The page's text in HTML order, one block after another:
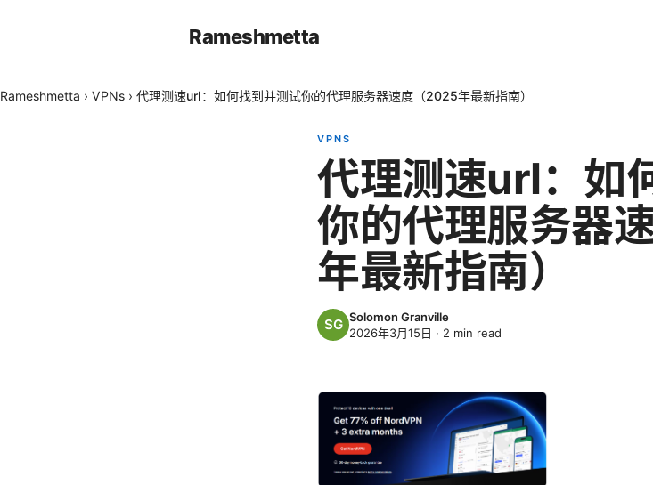
Rameshmetta
Rameshmetta › VPNs › 代理测速url：如何找到并测试你的代理服务器速度（2025年最新指南）
VPNS
代理测速url：如
你的代理服务器
年最新指南）
Solomon Granville
2026年3月15日 · 2 min read